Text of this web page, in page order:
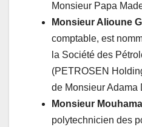
Monsieur Papa
Monsieur Alioune
comptable, est
la Société des
(PETROSEN
de Monsieur Adama
Monsieur
polytechnicien des